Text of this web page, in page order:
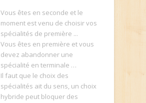
Vous êtes en seconde et le
moment est venu de choisir vos
spécialités de première ...
Vous êtes en première et vous
devez abandonner une
spécialité en terminale …
Il faut que le choix des
spécialités ait du sens, un choix
hybride peut bloquer des